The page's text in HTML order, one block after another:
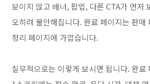
보이지 않고 배너, 팝업, 다른 CTA가 먼저
오히려 불안해집니다. 완료 페이지는 판매
정리 페이지에 가깝습니다.
실무적으로는 이렇게 보시면 됩니다. 완료